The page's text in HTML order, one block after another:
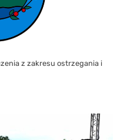
z zakresu ostrzegania i